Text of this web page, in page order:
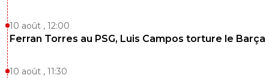
10 août , 12:00
Ferran Torres au PSG, Luis Campos torture le Barça
10 août , 11:30